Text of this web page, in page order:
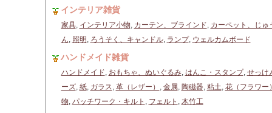
インテリア雑貨
家具, インテリア小物, カーテン、ブラインド, カーペット、じゅ
ん, 照明 , ろうそく、キャンドル, ランプ, ウェルカムボード
ハンドメイド雑貨
ハンドメイド, おもちゃ、ぬいぐるみ, はんこ・スタンプ, せっけ
ーズ, 紙, ガラス, 革（レザー） , 金属, 陶磁器, 粘土, 花（フラワー
物, パッチワーク・キルト , フェルト , 木竹工